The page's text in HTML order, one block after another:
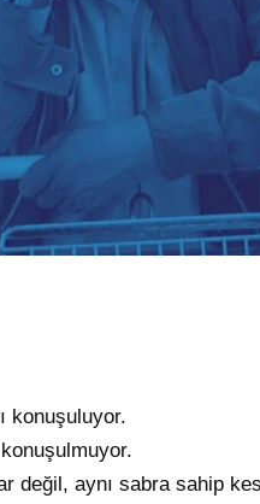
konuşuluyor.
değil, aynı sabra sahip